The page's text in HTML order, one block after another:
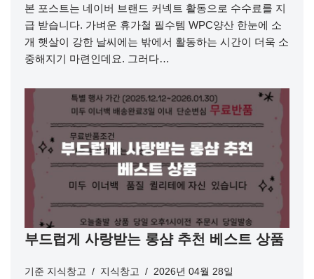
본 포스트는 네이버 브랜드 커넥트 활동으로 수수료를 지
급 받습니다. 가벼운 휴가철 필수템 WPC양산 한눈에 소
개 햇살이 강한 날씨에는 밖에서 활동하는 시간이 더욱 소
중해지기 마련인데요. 그러다…
부드럽게 사랑받는 롱샴 추천 베스트 상품
기준 지식창고 지식창고 2026년 04월 28일